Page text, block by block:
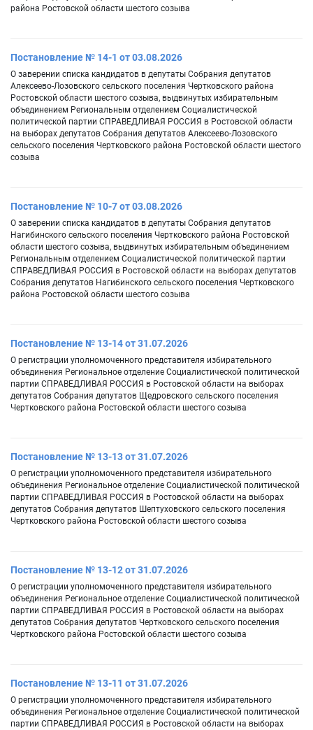
района Ростовской области шестого созыва
Постановление № 14-1 от 03.08.2026
О заверении списка кандидатов в депутаты Собрания депутатов
Алексеево-Лозовского сельского поселения Чертковского района
Ростовской области шестого созыва, выдвинутых избирательным
объединением Региональным отделением Социалистической
политической партии СПРАВЕДЛИВАЯ РОССИЯ в Ростовской области
на выборах депутатов Собрания депутатов Алексеево-Лозовского
сельского поселения Чертковского района Ростовской области шестого
созыва
Постановление № 10-7 от 03.08.2026
О заверении списка кандидатов в депутаты Собрания депутатов
Нагибинского сельского поселения Чертковского района Ростовской
области шестого созыва, выдвинутых избирательным объединением
Региональным отделением Социалистической политической партии
СПРАВЕДЛИВАЯ РОССИЯ в Ростовской области на выборах депутатов
Собрания депутатов Нагибинского сельского поселения Чертковского
района Ростовской области шестого созыва
Постановление № 13-14 от 31.07.2026
О регистрации уполномоченного представителя избирательного
объединения Региональное отделение Социалистической политической
партии СПРАВЕДЛИВАЯ РОССИЯ в Ростовской области на выборах
депутатов Собрания депутатов Щедровского сельского поселения
Чертковского района Ростовской области шестого созыва
Постановление № 13-13 от 31.07.2026
О регистрации уполномоченного представителя избирательного
объединения Региональное отделение Социалистической политической
партии СПРАВЕДЛИВАЯ РОССИЯ в Ростовской области на выборах
депутатов Собрания депутатов Шептуховского сельского поселения
Чертковского района Ростовской области шестого созыва
Постановление № 13-12 от 31.07.2026
О регистрации уполномоченного представителя избирательного
объединения Региональное отделение Социалистической политической
партии СПРАВЕДЛИВАЯ РОССИЯ в Ростовской области на выборах
депутатов Собрания депутатов Чертковского сельского поселения
Чертковского района Ростовской области шестого созыва
Постановление № 13-11 от 31.07.2026
О регистрации уполномоченного представителя избирательного
объединения Региональное отделение Социалистической политической
партии СПРАВЕДЛИВАЯ РОССИЯ в Ростовской области на выборах